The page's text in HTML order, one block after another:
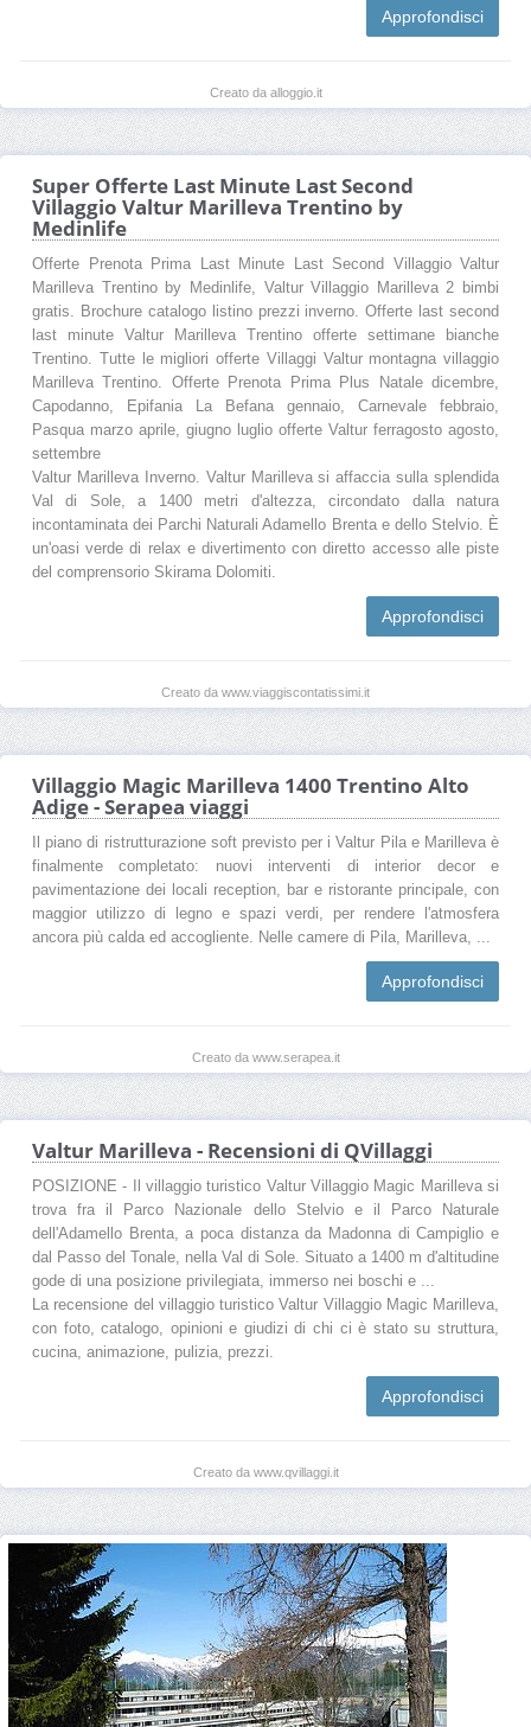
Approfondisci
Creato da alloggio.it
Super Offerte Last Minute Last Second
Villaggio Valtur Marilleva Trentino by
Medinlife
Offerte Prenota Prima Last Minute Last Second Villaggio Valtur
Marilleva Trentino by Medinlife, Valtur Villaggio Marilleva 2 bimbi
gratis. Brochure catalogo listino prezzi inverno. Offerte last second
last minute Valtur Marilleva Trentino offerte settimane bianche
Trentino. Tutte le migliori offerte Villaggi Valtur montagna villaggio
Marilleva Trentino. Offerte Prenota Prima Plus Natale dicembre,
Capodanno, Epifania La Befana gennaio, Carnevale febbraio,
Pasqua marzo aprile, giugno luglio offerte Valtur ferragosto agosto,
settembre
Valtur Marilleva Inverno. Valtur Marilleva si affaccia sulla splendida
Val di Sole, a 1400 metri d'altezza, circondato dalla natura
incontaminata dei Parchi Naturali Adamello Brenta e dello Stelvio. È
un'oasi verde di relax e divertimento con diretto accesso alle piste
del comprensorio Skirama Dolomiti.
Approfondisci
Creato da www.viaggiscontatissimi.it
Villaggio Magic Marilleva 1400 Trentino Alto
Adige - Serapea viaggi
Il piano di ristrutturazione soft previsto per i Valtur Pila e Marilleva è
finalmente completato: nuovi interventi di interior decor e
pavimentazione dei locali reception, bar e ristorante principale, con
maggior utilizzo di legno e spazi verdi, per rendere l'atmosfera
ancora più calda ed accogliente. Nelle camere di Pila, Marilleva, ...
Approfondisci
Creato da www.serapea.it
Valtur Marilleva - Recensioni di QVillaggi
POSIZIONE - Il villaggio turistico Valtur Villaggio Magic Marilleva si
trova fra il Parco Nazionale dello Stelvio e il Parco Naturale
dell'Adamello Brenta, a poca distanza da Madonna di Campiglio e
dal Passo del Tonale, nella Val di Sole. Situato a 1400 m d'altitudine
gode di una posizione privilegiata, immerso nei boschi e ...
La recensione del villaggio turistico Valtur Villaggio Magic Marilleva,
con foto, catalogo, opinioni e giudizi di chi ci è stato su struttura,
cucina, animazione, pulizia, prezzi.
Approfondisci
Creato da www.qvillaggi.it